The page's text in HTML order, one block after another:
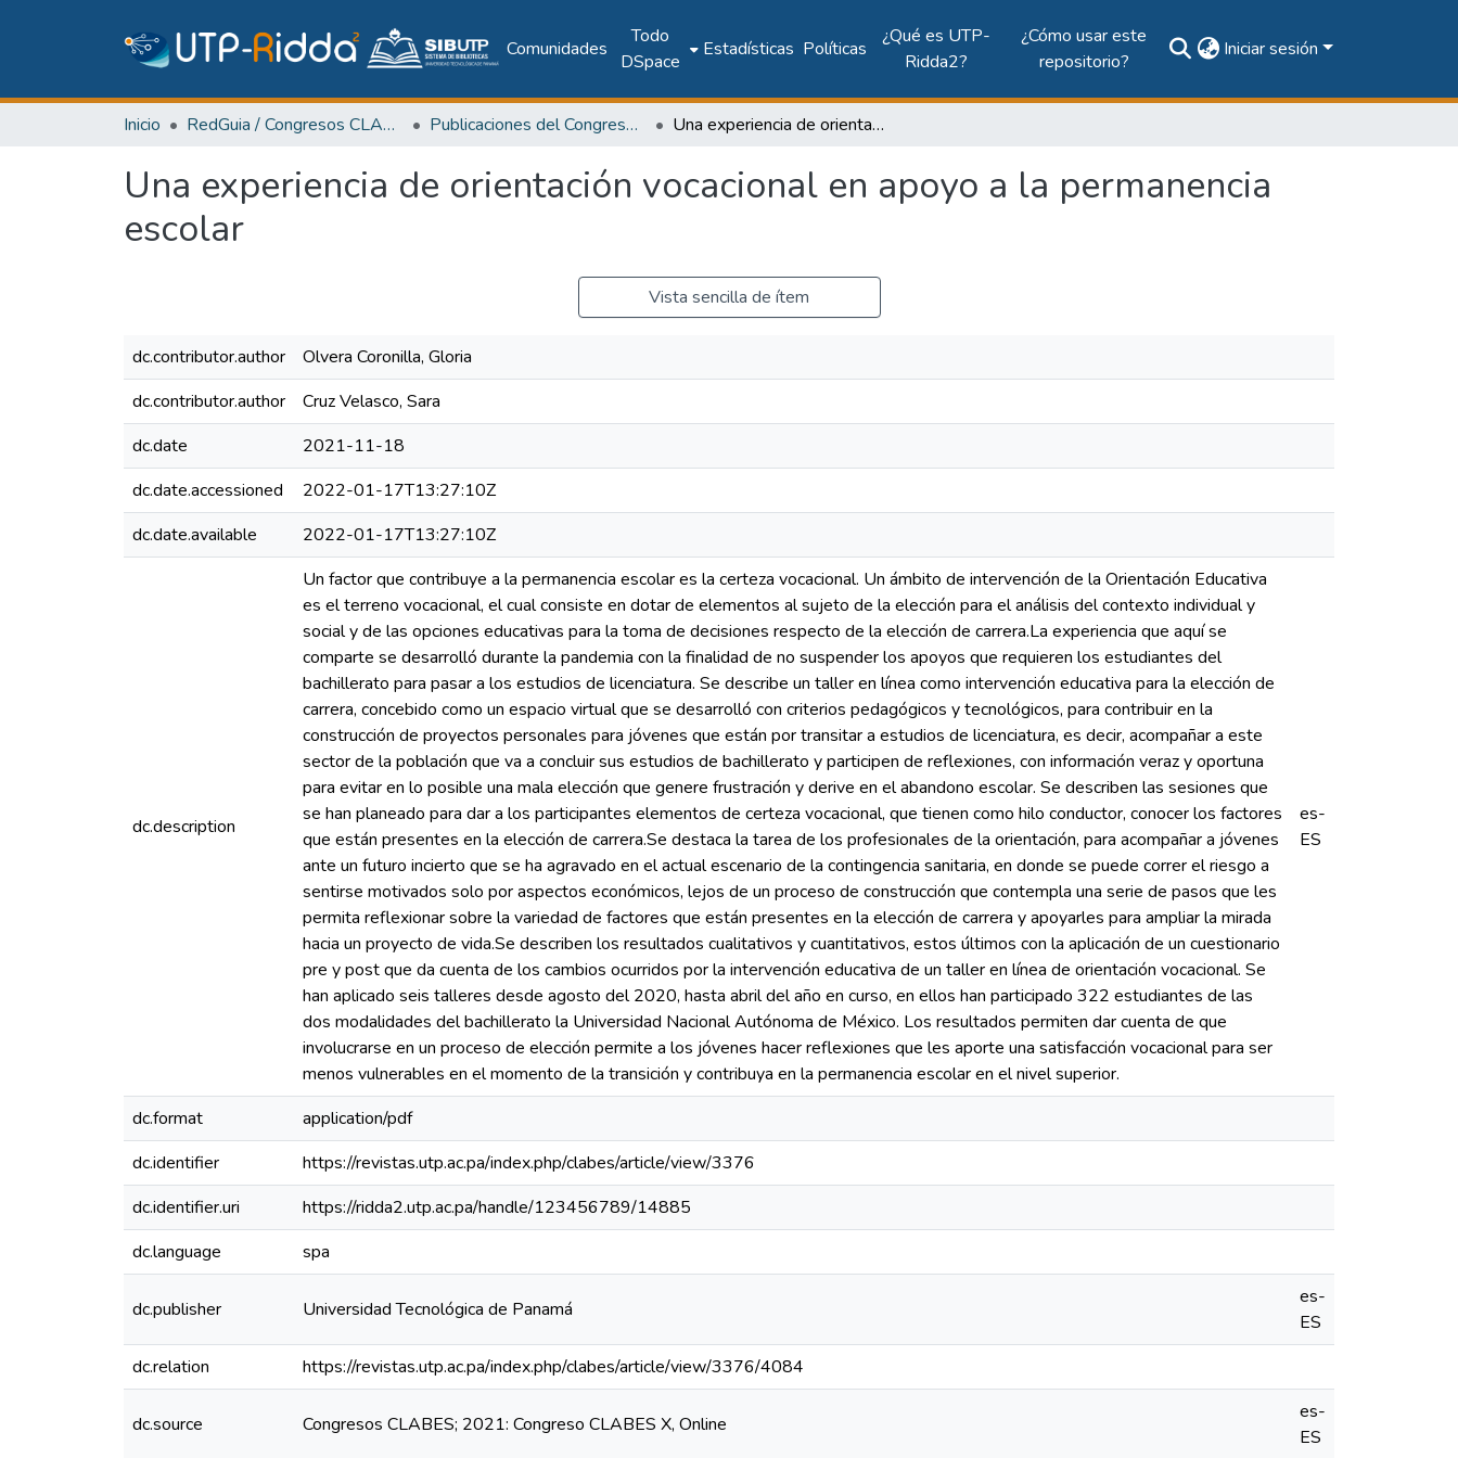
Comunidades
Todo
DSpace
Estadísticas Políticas
¿Qué es UTP-
Ridda2?
¿Cómo usar este
repositorio?
Iniciar sesión
Inicio RedGuia / Congresos CLABES Publicaciones del Congreso Internacional CLABES Una experiencia de orientación vocacional en apoyo a la permanencia escolar
Una experiencia de orientación vocacional en apoyo a la permanencia
escolar
Vista sencilla de ítem
dc.contributor.author
Olvera Coronilla, Gloria
dc.contributor.author
Cruz Velasco, Sara
dc.date
2021-11-18
dc.date.accessioned
2022-01-17T13:27:10Z
dc.date.available
2022-01-17T13:27:10Z
dc.description
Un factor que contribuye a la permanencia escolar es la certeza vocacional. Un ámbito de intervención de la Orientación Educativa
es el terreno vocacional, el cual consiste en dotar de elementos al sujeto de la elección para el análisis del contexto individual y
social y de las opciones educativas para la toma de decisiones respecto de la elección de carrera.La experiencia que aquí se
comparte se desarrolló durante la pandemia con la finalidad de no suspender los apoyos que requieren los estudiantes del
bachillerato para pasar a los estudios de licenciatura. Se describe un taller en línea como intervención educativa para la elección de
carrera, concebido como un espacio virtual que se desarrolló con criterios pedagógicos y tecnológicos, para contribuir en la
construcción de proyectos personales para jóvenes que están por transitar a estudios de licenciatura, es decir, acompañar a este
sector de la población que va a concluir sus estudios de bachillerato y participen de reflexiones, con información veraz y oportuna
para evitar en lo posible una mala elección que genere frustración y derive en el abandono escolar. Se describen las sesiones que
se han planeado para dar a los participantes elementos de certeza vocacional, que tienen como hilo conductor, conocer los factores
que están presentes en la elección de carrera.Se destaca la tarea de los profesionales de la orientación, para acompañar a jóvenes
ante un futuro incierto que se ha agravado en el actual escenario de la contingencia sanitaria, en donde se puede correr el riesgo a
sentirse motivados solo por aspectos económicos, lejos de un proceso de construcción que contempla una serie de pasos que les
permita reflexionar sobre la variedad de factores que están presentes en la elección de carrera y apoyarles para ampliar la mirada
hacia un proyecto de vida.Se describen los resultados cualitativos y cuantitativos, estos últimos con la aplicación de un cuestionario
pre y post que da cuenta de los cambios ocurridos por la intervención educativa de un taller en línea de orientación vocacional. Se
han aplicado seis talleres desde agosto del 2020, hasta abril del año en curso, en ellos han participado 322 estudiantes de las
dos modalidades del bachillerato la Universidad Nacional Autónoma de México. Los resultados permiten dar cuenta de que
involucrarse en un proceso de elección permite a los jóvenes hacer reflexiones que les aporte una satisfacción vocacional para ser
menos vulnerables en el momento de la transición y contribuya en la permanencia escolar en el nivel superior.
es-
ES
dc.format
application/pdf
dc.identifier
https://revistas.utp.ac.pa/index.php/clabes/article/view/3376
dc.identifier.uri
https://ridda2.utp.ac.pa/handle/123456789/14885
dc.language
spa
dc.publisher Universidad Tecnológica de Panamá
es-
ES
dc.relation
https://revistas.utp.ac.pa/index.php/clabes/article/view/3376/4084
dc.source Congresos CLABES; 2021: Congreso CLABES X, Online
es-
ES